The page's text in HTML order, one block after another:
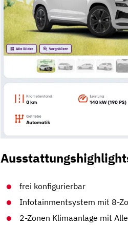
frei konfigurierbar
Infotainmentsystem mit 8-
2-Zonen Klimaanlage mit